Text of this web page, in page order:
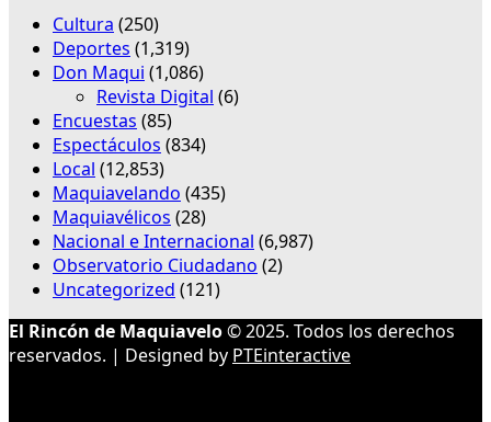
Cultura (250)
Deportes (1,319)
Don Maqui (1,086)
Revista Digital (6)
Encuestas (85)
Espectáculos (834)
Local (12,853)
Maquiavelando (435)
Maquiavélicos (28)
Nacional e Internacional (6,987)
Observatorio Ciudadano (2)
Uncategorized (121)
El Rincón de Maquiavelo© 2025. Todos los derechos
reservados. | Designed by PTEinteractive